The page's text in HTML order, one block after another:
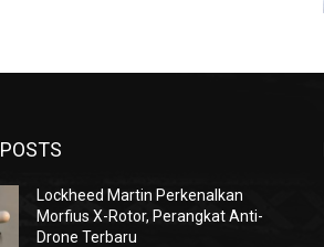
Lockheed Martin Perkenalkan
Morfius X-Rotor, Perangkat Anti-
Drone Terbaru